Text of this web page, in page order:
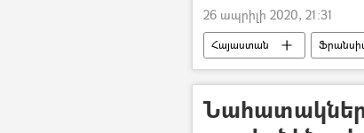
26 ապրիլի 2020, 21:31
Հայաստան
ծիածան